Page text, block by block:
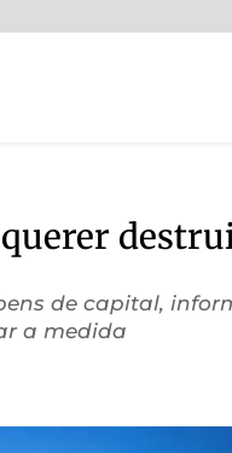
de capital,
a medida